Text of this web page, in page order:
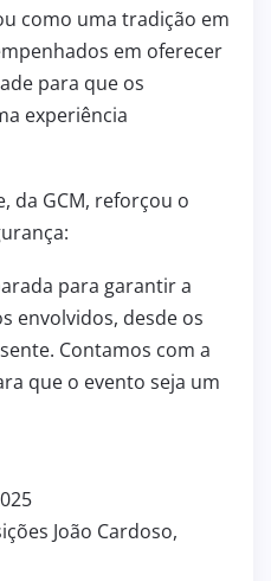
como uma tradição em
em oferecer
para que os
experiência
da GCM, reforçou o
para garantir a
envolvidos, desde os
Contamos com a
que o evento seja um
João Cardoso,